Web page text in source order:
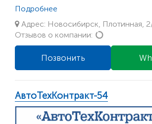
Подробнее
Адрес: Новосибирск, Плотинная,
Отзывов о компании:
Позвонить
АвтоТехКонтракт-54